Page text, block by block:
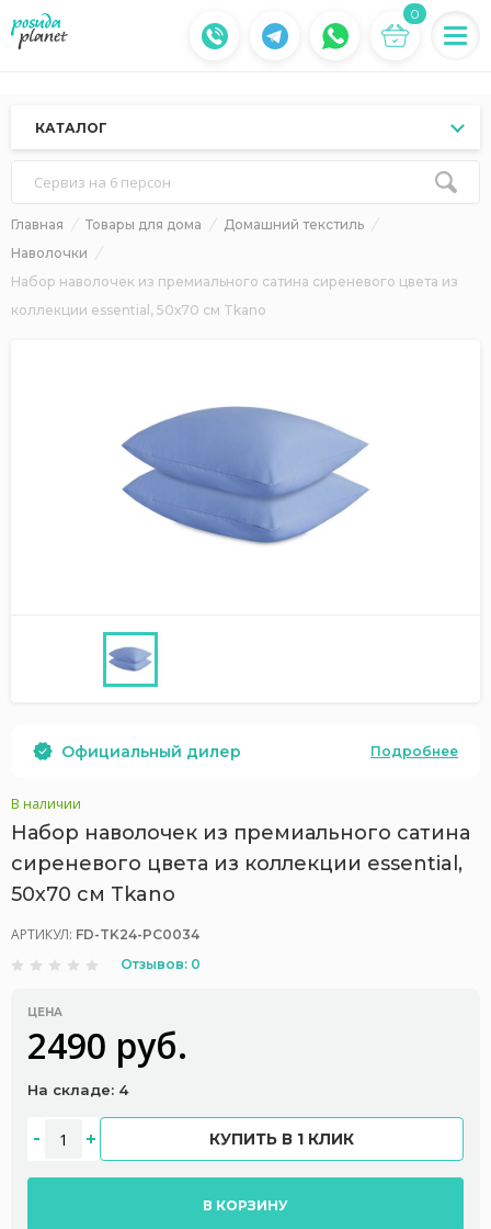
0
КАТАЛОГ
Сервиз на 6 персон
Главная Товары для дома
Домашний текстиль
Наволочки
Набор наволочек из премиального сатина сиреневого цвета из
коллекции essential, 50х70 см Tkano
Официальный дилер Подробнее
В наличии
Набор наволочек из премиального сатина
сиреневого цвета из коллекции essential,
50х70 см Tkano
АРТИКУЛ: FD-TK24-PC0034
Отзывов: 0
ЦЕНА
2490 руб.
На складе: 4
КУПИТЬ В 1 КЛИК
В КОРЗИНУ